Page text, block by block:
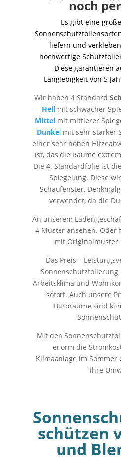
noch
Es gibt eine
liefern und
hochwertige
Diese garantieren
Langlebigkeit von 5
Wir haben 4 Standard
Hellmit schwacher
Mittel mit mittlerer
Dunkel mit sehr starker
einer sehr hohen
ist, das die Räume
Die 4. Standardfolie ist die
Spiegelung. Diese
Schaufenster,
verwendet, da die
An unserem
4 Muster ansehen. Oder
mit Originalmuster
Das Preis –
Arbeitsklima und
sofort. Auch unsere
Büroräume sind
Mit den
enorm die
Klimaanlage im
ihre
schützen
und